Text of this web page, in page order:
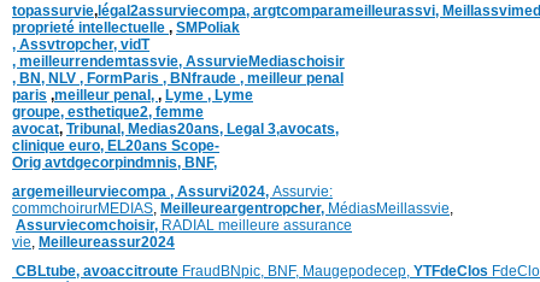
topassurvie, légal2assurviecompa, argtcomparameilleurassvi,
proprieté intellectuelle , SMPoliak
, Assvtropcher, vidT
, meilleurrendemtassvie, AssurvieMediaschoisir
, BN, NLV , FormParis , BNfraude , meilleur penal
paris ,meilleur penal, , Lyme , Lyme
groupe, esthetique2, femme
avocat, Tribunal, Medias20ans, Legal 3,avocats,
clinique euro, EL20ans Scope-
Orig avtdgecorpindmnis, BNF,
argemeilleurviecompa , Assurvi2024, Assurvie:
commchoirurMEDIAS, Meilleureargentropcher, MédiasMeillassvie,
Assurviecomchoisir, RADIAL meilleure assurance
vie, Meilleureassur2024
CBLtube, avoaccitroute FraudBNpic, BNF, Maugepodecep, YTFdeClos